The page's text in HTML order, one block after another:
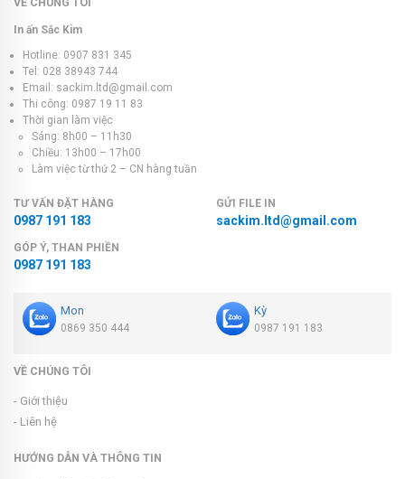
In ấn Sắc Kim
Hotline: 0907 831 345
Tel: 028 38943 744
Email: sackim.ltd@gmail.com
Thi công: 0987 19 11 83
Thời gian làm việc
Sáng: 8h00 – 11h30
Chiều: 13h00 – 17h00
Làm việc từ thứ 2 – CN hàng tuần
TƯ VẤN ĐẶT HÀNG
0987 191 183
GỬI FILE IN
sackim.ltd@gmail.com
GÓP Ý, THAN PHIỀN
0987 191 183
Mon
0869 350 444
Kỳ
0987 191 183
VỀ CHÚNG TÔI
- Giới thiệu
- Liên hệ
HƯỚNG DẪN VÀ THÔNG TIN